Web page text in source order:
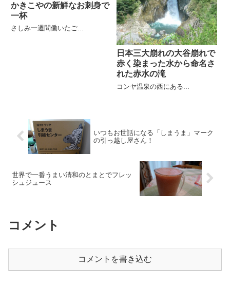
かきこやの新鮮なお刺身で
一杯
さしみ一週間働いたご...
日本三大崩れの大谷崩れで
赤く染まった水から命名さ
れた赤水の滝
コンヤ温泉の西にある...
いつもお世話になる「しまうま」マーク
の引っ越し屋さん！
世界で一番うまい清和のとまとでフレッ
シュジュース
コメント
コメントを書き込む